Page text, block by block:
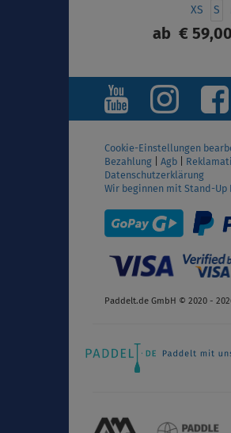
XS S
ab€ 59,00
Cookie-Einstellungen
Bezahlung
Agb
Datenschutzerklärung
Wir beginnen mit Stand-Up
Paddelt.de GmbH © 2020 -